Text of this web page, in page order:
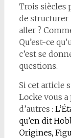
Trois siècles
de structurer
aller ?
Qu’est-ce
c’est se
questions.
Si cet article
Locke vous
d’autres :
qu’en dit
Origines,